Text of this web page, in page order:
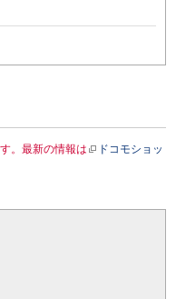
。最新の情報は
ドコモショッ